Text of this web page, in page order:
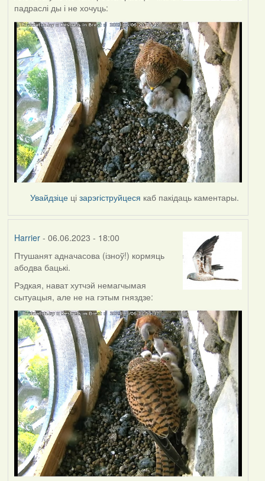
падраслі ды і не хочуць:
Увайдзіце цізарэгіструйцеся каб пакідаць каментары.
Harrier- 06.06.2023 - 18:00
Птушанят адначасова (ізноў!) кормяць
абодва бацькі.
Рэдкая, нават хутчэй немагчымая
сытуацыя, але не на гэтым гняздзе: